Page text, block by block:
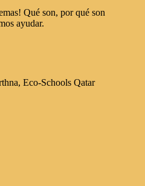
Qué son, por qué son
ayudar.
Eco-Schools Qatar